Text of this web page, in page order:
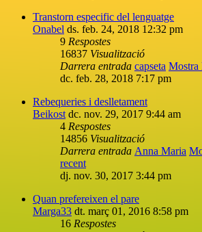
Transtorn especific del lenguatge
Onabel ds. feb. 24, 2018 12:32 pm
9 Respostes
16837 Visualització
Darrera entrada capseta Mostra
dc. feb. 28, 2018 7:17 pm
Rebequeries i deslletament
Beikost dc. nov. 29, 2017 9:44 am
4 Respostes
14856 Visualització
Darrera entrada Anna Maria
recent
dj. nov. 30, 2017 3:44 pm
Quan prefereixen el pare
Marga33 dt. març 01, 2016 8:58 pm
16 Respostes